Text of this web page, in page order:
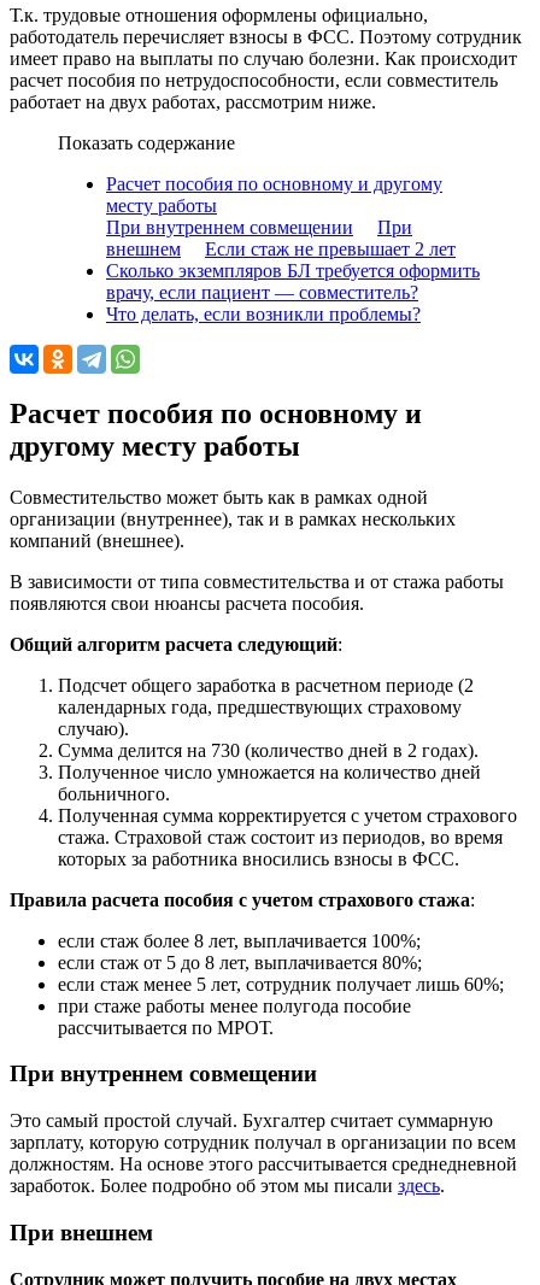
Т.к. трудовые отношения оформлены официально,
работодатель перечисляет взносы в ФСС. Поэтому сотрудник
имеет право на выплаты по случаю болезни. Как происходит
расчет пособия по нетрудоспособности, если совместитель
работает на двух работах, рассмотрим ниже.
Показать содержание
Расчет пособия по основному и другому
месту работы
При внутреннем совмещении
При
внешнем
Если стаж не превышает 2 лет
Сколько экземпляров БЛ требуется оформить
врачу, если пациент — совместитель?
Что делать, если возникли проблемы?
Расчет пособия по основному и
другому месту работы
Совместительство может быть как в рамках одной
организации (внутреннее), так и в рамках нескольких
компаний (внешнее).
В зависимости от типа совместительства и от стажа работы
появляются свои нюансы расчета пособия.
Общий алгоритм расчета следующий:
Подсчет общего заработка в расчетном периоде (2
календарных года, предшествующих страховому
случаю).
Сумма делится на 730 (количество дней в 2 годах).
Полученное число умножается на количество дней
больничного.
Полученная сумма корректируется с учетом страхового
стажа. Страховой стаж состоит из периодов, во время
которых за работника вносились взносы в ФСС.
Правила расчета пособия с учетом страхового стажа:
если стаж более 8 лет, выплачивается 100%;
если стаж от 5 до 8 лет, выплачивается 80%;
если стаж менее 5 лет, сотрудник получает лишь 60%;
при стаже работы менее полугода пособие
рассчитывается по МРОТ.
При внутреннем совмещении
Это самый простой случай. Бухгалтер считает суммарную
зарплату, которую сотрудник получал в организации по всем
должностям. На основе этого рассчитывается среднедневной
заработок. Более подробно об этом мы писали здесь.
При внешнем
Сотрудник может получить пособие на двух местах